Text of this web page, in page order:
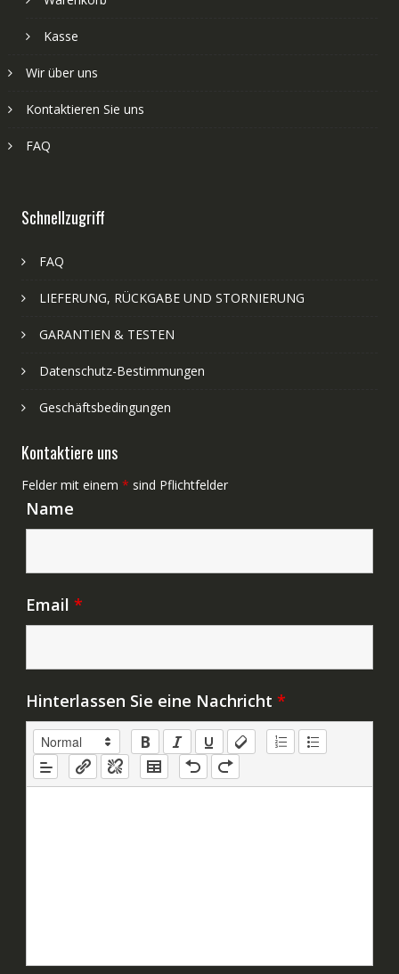
Kasse
Wir über uns
Kontaktieren Sie uns
FAQ
Schnellzugriff
FAQ
LIEFERUNG, RÜCKGABE UND STORNIERUNG
GARANTIEN & TESTEN
Datenschutz-Bestimmungen
Geschäftsbedingungen
Kontaktiere uns
Felder mit einem * sind Pflichtfelder
Name
Email *
Hinterlassen Sie eine Nachricht *